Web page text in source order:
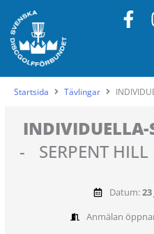
innehåll
F
a
b
o
o
k
-
Startsida Tävlingar
-
SERPENT
Datum:
Anmälan